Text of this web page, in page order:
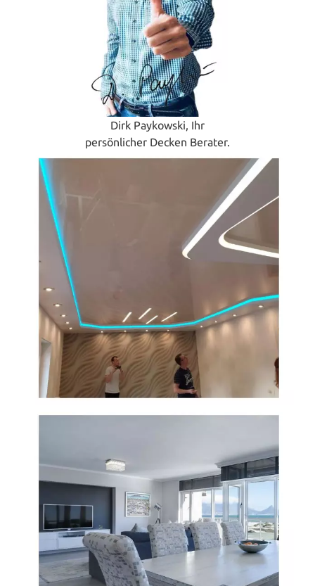
Dirk Paykowski, Ihr
persönlicher Decken Berater.